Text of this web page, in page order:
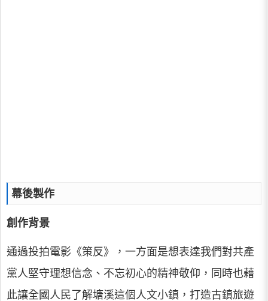
幕後製作
創作背景
通過投拍電影《策反》，一方面是想表達我們對共產
黨人堅守理想信念、不忘初心的精神敬仰，同時也藉
此讓全國人民了解塘溪這個人文小鎮，打造古鎮旅遊